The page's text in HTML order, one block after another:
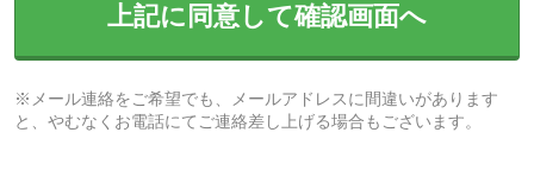
上記に同意して確認画面へ
※メール連絡をご希望でも、メールアドレスに間違いがあります
と、やむなくお電話にてご連絡差し上げる場合もございます。